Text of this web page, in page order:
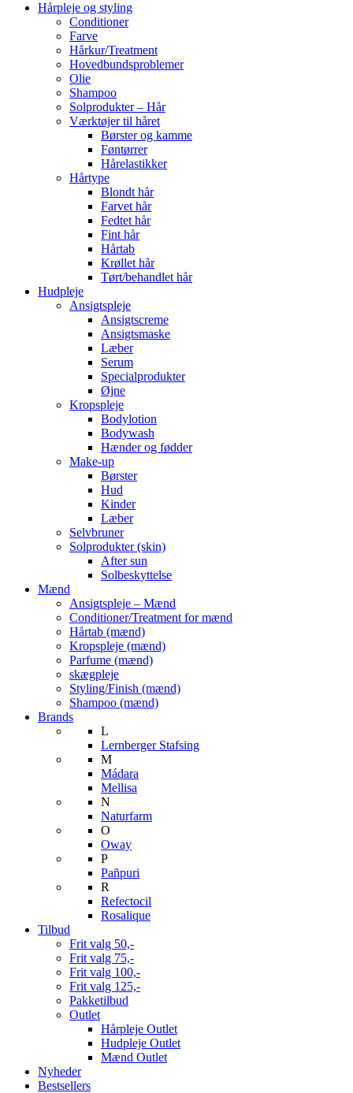
Hårpleje og styling
Conditioner
Farve
Hårkur/Treatment
Hovedbundsproblemer
Olie
Shampoo
Solprodukter – Hår
Værktøjer til håret
Børster og kamme
Føntørrer
Hårelastikker
Hårtype
Blondt hår
Farvet hår
Fedtet hår
Fint hår
Hårtab
Krøllet hår
Tørt/behandlet hår
Hudpleje
Ansigtspleje
Ansigtscreme
Ansigtsmaske
Læber
Serum
Specialprodukter
Øjne
Kropspleje
Bodylotion
Bodywash
Hænder og fødder
Make-up
Børster
Hud
Kinder
Læber
Selvbruner
Solprodukter (skin)
After sun
Solbeskyttelse
Mænd
Ansigtspleje – Mænd
Conditioner/Treatment for mænd
Hårtab (mænd)
Kropspleje (mænd)
Parfume (mænd)
skægpleje
Styling/Finish (mænd)
Shampoo (mænd)
Brands
L
Lernberger Stafsing
M
Mádara
Mellisa
N
Naturfarm
O
Oway
P
Pañpuri
R
Refectocil
Rosalique
Tilbud
Frit valg 50,-
Frit valg 75,-
Frit valg 100,-
Frit valg 125,-
Pakketilbud
Outlet
Hårpleje Outlet
Hudpleje Outlet
Mænd Outlet
Nyheder
Bestsellers